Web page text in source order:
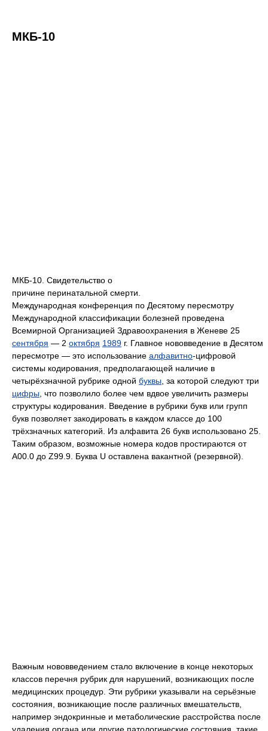
МКБ-10
МКБ-10. Свидетельство о
причине перинатальной смерти.
Международная конференция по Десятому пересмотру
Международной классификации болезней проведена
Всемирной Организацией Здравоохранения в Женеве 25
сентября — 2 октября 1989 г. Главное нововведение в Десятом
пересмотре — это использование алфавитно-цифровой
системы кодирования, предполагающей наличие в
четырёхзначной рубрике одной буквы , за которой следуют три
цифры , что позволило более чем вдвое увеличить размеры
структуры кодирования. Введение в рубрики букв или групп
букв позволяет закодировать в каждом классе до 100
трёхзначных категорий. Из алфавита 26 букв использовано 25.
Таким образом, возможные номера кодов простираются от
A00.0 до Z99.9. Буква U оставлена вакантной (резервной).
Важным нововведением стало включение в конце некоторых
классов перечня рубрик для нарушений, возникающих после
медицинских процедур. Эти рубрики указывали на серьёзные
состояния, возникающие после различных вмешательств,
например эндокринные и метаболические расстройства после